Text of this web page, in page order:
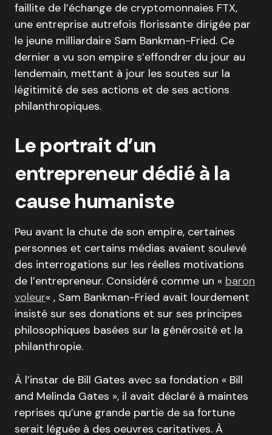
faillite de l’échange de cryptomonnaies FTX,
une entreprise autrefois florissante dirigée par
le jeune milliardaire Sam Bankman-Fried. Ce
dernier a vu son empire s’effondrer du jour au
lendemain, mettant à jour les soutes sur la
légitimité de ses actions et de ses actions
philanthropiques.
Le portrait d’un
entrepreneur dédié à la
cause humaniste
Peu avant la chute de son empire, certaines
personnes et certains médias avaient soulevé
des interrogations sur les réelles motivations
de l’entrepreneur. Considéré comme un « baron
voleur« , Sam Bankman-Fried avait lourdement
insisté sur ses donations et sur ses principes
philosophiques basées sur la générosité et la
philanthropie.
À l’instar de Bill Gates avec sa fondation « Bill
and Melinda Gates », il avait déclaré à maintes
reprises qu’une grande partie de sa fortune
serait léguée à des oeuvres caritatives. À